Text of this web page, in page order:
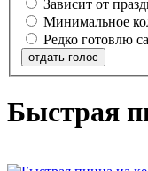
Зависит от
Минимальное
Редко готовлю
отдать голос
Быстрая